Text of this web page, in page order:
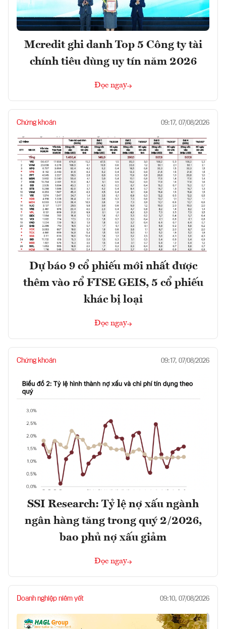
Mcredit ghi danh Top 5 Công ty tài
chính tiêu dùng uy tín năm 2026
Đọc ngay
Chứng khoán 09:17, 07/08/2026
Dự báo 9 cổ phiếu mới nhất được
thêm vào rổ FTSE GEIS, 5 cổ phiếu
khác bị loại
Đọc ngay
Chứng khoán 09:17, 07/08/2026
SSI Research: Tỷ lệ nợ xấu ngành
ngân hàng tăng trong quý 2/2026,
bao phủ nợ xấu giảm
Đọc ngay
Doanh nghiệp niêm yết 09:10, 07/08/2026